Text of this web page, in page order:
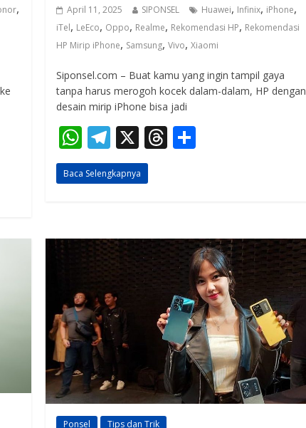
, April 11, 2025 SIPONSEL Huawei, Infinix, iPhone,
iTel, LeEco, Oppo, Realme, Rekomendasi HP, Rekomendasi
HP Mirip iPhone, Samsung,Vivo,Xiaomi
Siponsel.com – Buat kamu yang ingin tampil gaya
tanpa harus merogoh kocek dalam-dalam, HP dengan
desain mirip iPhone bisa jadi
W
h
at
p
T
el
e
m
X T
s
Baca Selengkapnya
Ponsel Tips dan Trik